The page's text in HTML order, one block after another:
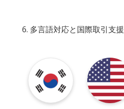
6. 多言語対応と国際取引支援